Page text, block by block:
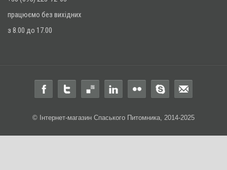
працюємо без вихідних
з 8.00 до 17.00
© Інтернет-магазин Спаського Питомника, 2014-2025